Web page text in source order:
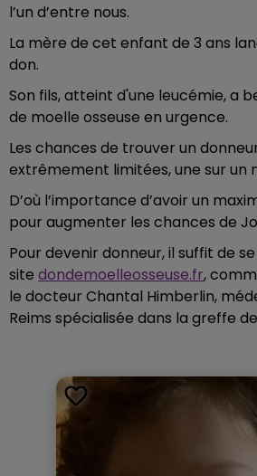
l’un d’entre nous.
La mère de cet enfant de 3 ans
don.
Son fils, atteint d'une leucémie, a
de moelle osseuse en urgence.
Les chances de trouver un
extrêmement limitées, une sur un
D’où l’importance d’avoir un
pour augmenter les chances de
Pour devenir donneur, il suffit de
site dondemoelleosseuse.fr,
le docteur Chantal Himberlin,
Reims spécialisée dans la greffe